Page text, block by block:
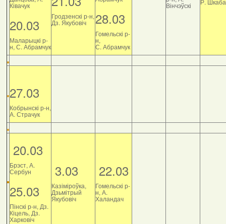
Ківачук
20.03
Маларыцкі р-
н, С. Абрамчук
Гродзенскі р-н,
Дз. Якубовіч 28.03
Гомельскі р-
н,
С. Абрамчук
Вінчэўскі Р.
27.03
Кобрынскі р-н,
А. Страчук
20.03
Брэст, А.
Сербун
25.03
Пінскі р-н, Дз.
Кіцель, Дз.
Харковіч
3.03
Казіміроўка,
Дзьмітрый
Якубовіч
22.03
Гомельскі р-
н, А.
Халандач